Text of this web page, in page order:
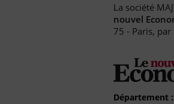
La société
nouvel
75 - Paris,
Département :